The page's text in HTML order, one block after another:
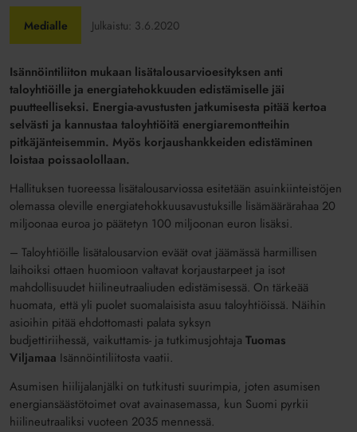
Medialle Julkaistu: 3.6.2020
Isännöintiliiton mukaan lisätalousarvioesityksen anti
taloyhtiöille ja energiatehokkuuden edistämiselle jäi
puutteelliseksi. Energia-avustusten jatkumisesta pitää kertoa
selvästi ja kannustaa taloyhtiöitä energiaremontteihin
pitkäjänteisemmin. Myös korjaushankkeiden edistäminen
loistaa poissaolollaan.
Hallituksen tuoreessa lisätalousarviossa esitetään asuinkiinteistöjen
olemassa oleville energiatehokkuusavustuksille lisämäärärahaa 20
miljoonaa euroa jo päätetyn 100 miljoonan euron lisäksi.
– Taloyhtiöille lisätalousarvion eväät ovat jäämässä harmillisen
laihoiksi ottaen huomioon valtavat korjaustarpeet ja isot
mahdollisuudet hiilineutraaliuden edistämisessä. On tärkeää
huomata, että yli puolet suomalaisista asuu taloyhtiöissä. Näihin
asioihin pitää ehdottomasti palata syksyn
budjettiriihessä, vaikuttamis- ja tutkimusjohtajaTuomas
Viljamaa Isännöintiliitosta vaatii.
Asumisen hiilijalanjälki on tutkitusti suurimpia, joten asumisen
energiansäästötoimet ovat avainasemassa, kun Suomi pyrkii
hiilineutraaliksi vuoteen 2035 mennessä.